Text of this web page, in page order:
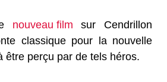
nouveau film sur Cendrillon
classique pour la nouvelle
être perçu par de tels héros.